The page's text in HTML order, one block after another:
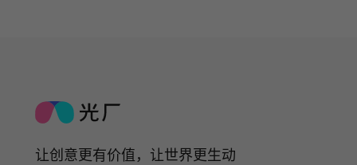
让创意更有价值，让世界更生动